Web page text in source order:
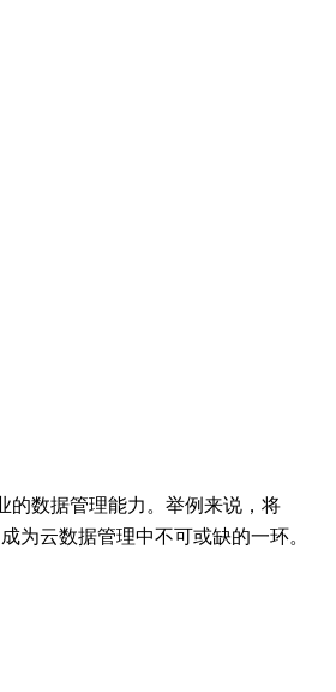
的数据管理能力。举例来说，将
为云数据管理中不可或缺的一环。